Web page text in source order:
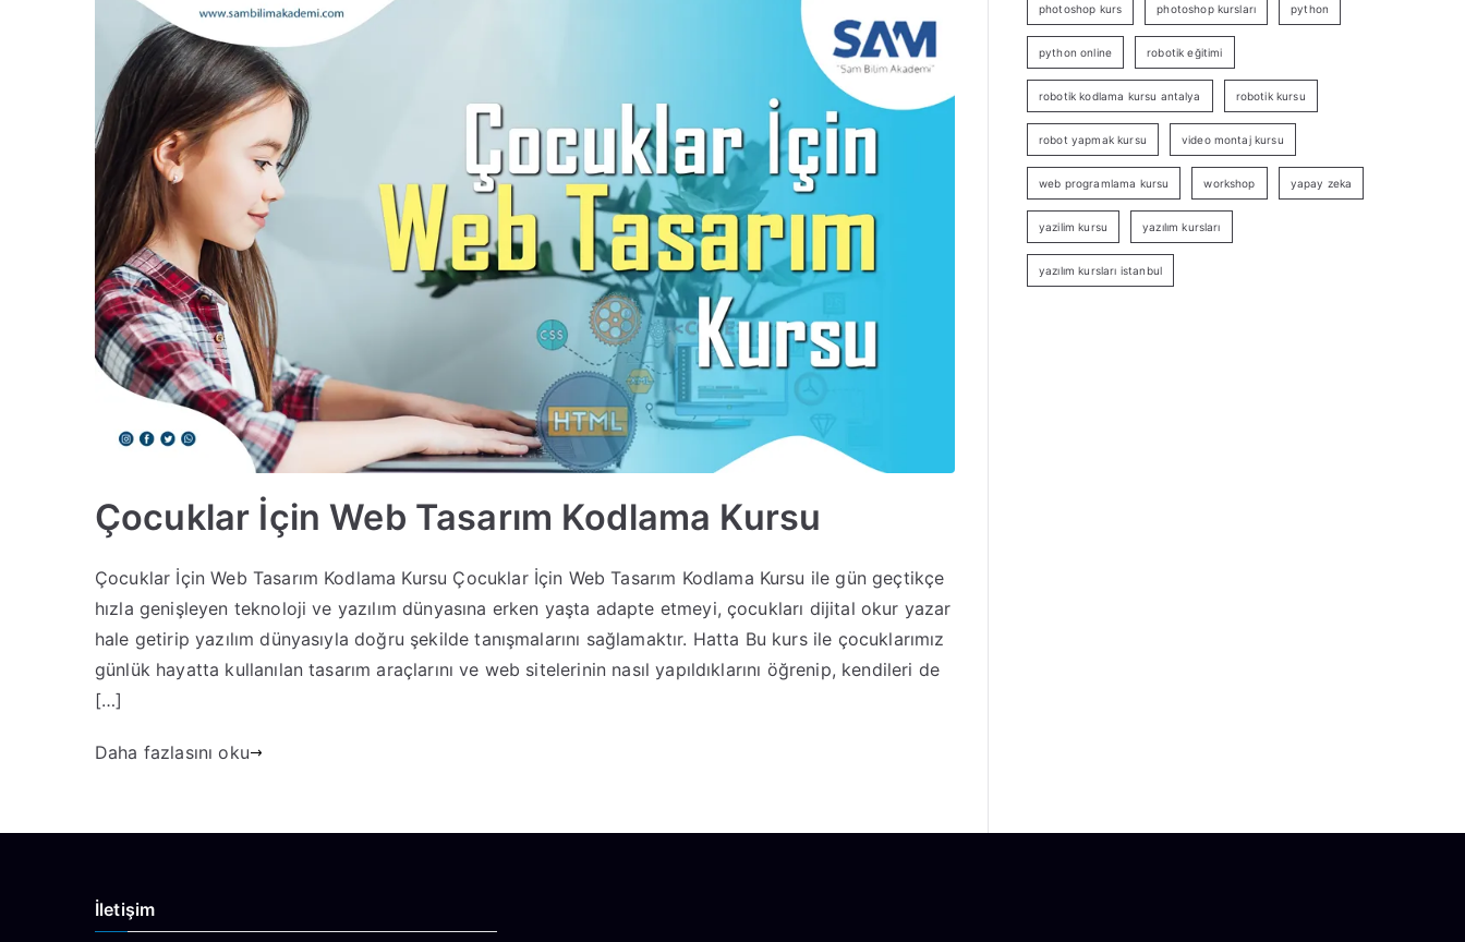
Çocuklar İçin Web Tasarım Kodlama Kursu
Çocuklar İçin Web Tasarım Kodlama Kursu Çocuklar İçin Web Tasarım Kodlama Kursu ile gün geçtikçe
hızla genişleyen teknoloji ve yazılım dünyasına erken yaşta adapte etmeyi, çocukları dijital okur yazar
hale getirip yazılım dünyasıyla doğru şekilde tanışmalarını sağlamaktır. Hatta Bu kurs ile çocuklarımız
günlük hayatta kullanılan tasarım araçlarını ve web sitelerinin nasıl yapıldıklarını öğrenip, kendileri de
[…]
Daha fazlasını oku
photoshop kurs photoshop kursları python
python online robotik eğitimi
robotik kodlama kursu antalya robotik kursu
robot yapmak kursu video montaj kursu
web programlama kursu workshop yapay zeka
yazilim kursu yazılım kursları
yazılım kursları istanbul
İletişim